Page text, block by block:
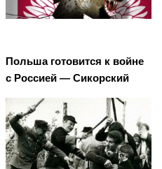
Польша готовится к войне
с Россией — Сикорский